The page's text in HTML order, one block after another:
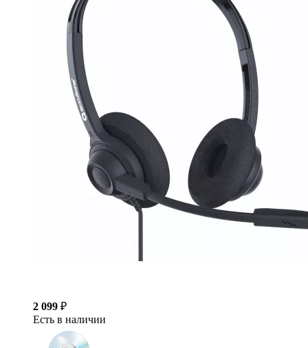
2 099 ₽
Есть в наличии